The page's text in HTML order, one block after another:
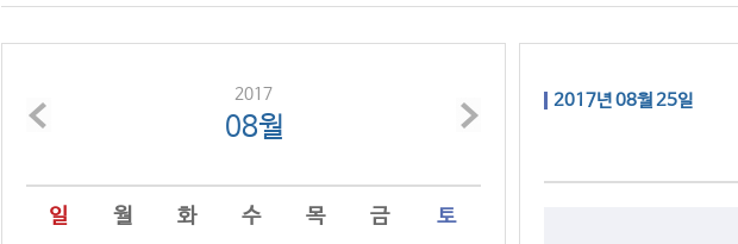
2017
08월
일 월 화 수 목 금 토
2017년 08월 25일